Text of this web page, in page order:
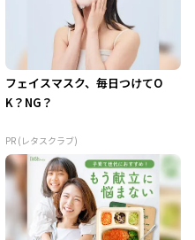
フェイスマスク、毎日つけてO
K？NG？
PR (レタスクラブ)